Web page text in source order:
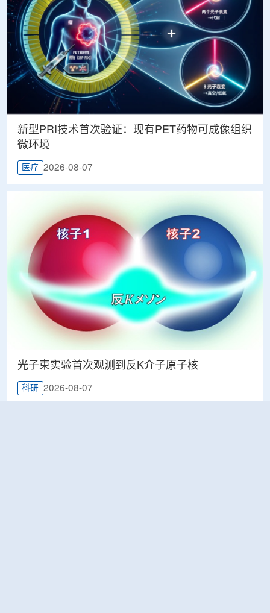
新型PRI技术首次验证：现有PET药物可成像组织
微环境
医疗 2026-08-07
光子束实验首次观测到反K介子原子核
科研 2026-08-07